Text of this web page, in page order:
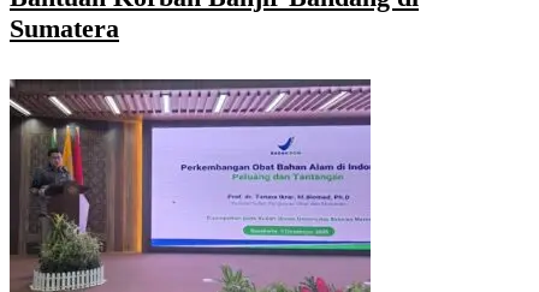
Sumatera